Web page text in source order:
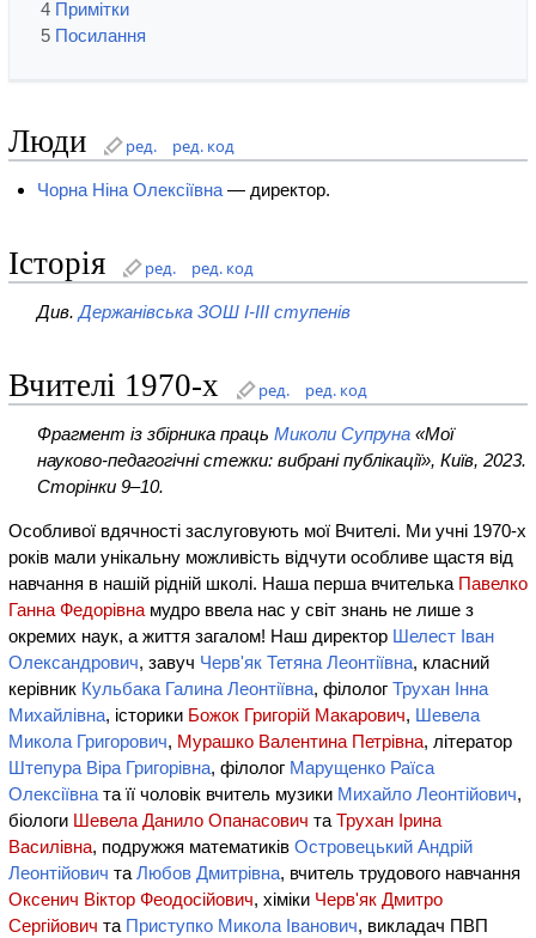
4 Примітки
5 Посилання
Люди ред. ред. код
Чорна Ніна Олексіївна— директор.
Історія ред. ред. код
Див.Держанівська ЗОШ I-III ступенів
Вчителі 1970-х ред. ред. код
Фрагмент із збірника працьМиколи Супруна «Мої
науково-педагогічні стежки: вибрані публікації», Київ, 2023.
Сторінки 9–10.
Особливої вдячності заслуговують мої Вчителі. Ми учні 1970-х
років мали унікальну можливість відчути особливе щастя від
навчання в нашій рідній школі. Наша перша вчителька Павелко
Ганна Федорівнамудро ввела нас у світ знань не лише з
окремих наук, а життя загалом! Наш директор Шелест Іван
Олександрович, завуч Черв'як Тетяна Леонтіївна, класний
керівник Кульбака Галина Леонтіївна, філолог Трухан Інна
Михайлівна, історики Божок Григорій Макарович, Шевела
Микола Григорович, Мурашко Валентина Петрівна, літератор
Штепура Віра Григорівна, філолог Марущенко Раїса
Олексіївната її чоловік вчитель музики Михайло Леонтійович,
біологи Шевела Данило Опанасович та Трухан Ірина
Василівна, подружжя математиків Островецький Андрій
Леонтійович та Любов Дмитрівна, вчитель трудового навчання
Оксенич Віктор Феодосійович, хіміки Черв'як Дмитро
Сергійович та Приступко Микола Іванович, викладач ПВП